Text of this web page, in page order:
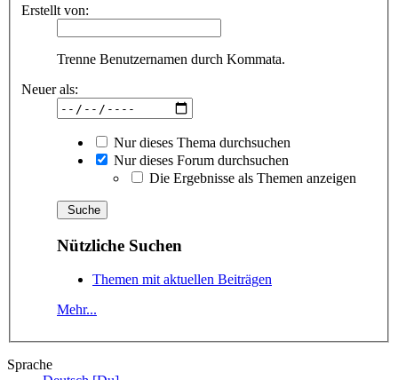
Erstellt von:
Trenne Benutzernamen durch Kommata.
Neuer als:
Nur dieses Thema durchsuchen
Nur dieses Forum durchsuchen
Die Ergebnisse als Themen anzeigen
Nützliche Suchen
Themen mit aktuellen Beiträgen
Mehr...
Sprache